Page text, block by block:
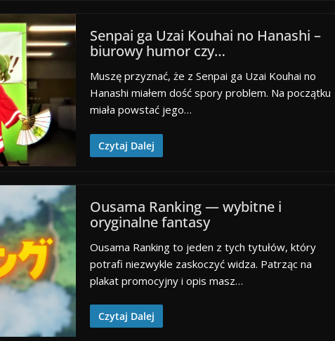
Senpai ga Uzai Kouhai no Hanashi –
biurowy humor czy…
Muszę przyznać, że z Senpai ga Uzai Kouhai no
Hanashi miałem dość spory problem. Na początku
miała powstać jego…
Czytaj Dalej
Ousama Ranking — wybitne i
oryginalne fantasy
Ousama Ranking to jeden z tych tytułów, który
potrafi niezwykle zaskoczyć widza. Patrząc na
plakat promocyjny i opis masz…
Czytaj Dalej